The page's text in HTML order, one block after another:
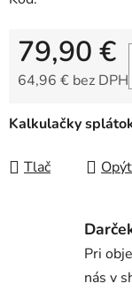
79,90 €
64,96 € bez DPH
Kalkulačky
Tlač
Pri
nás v